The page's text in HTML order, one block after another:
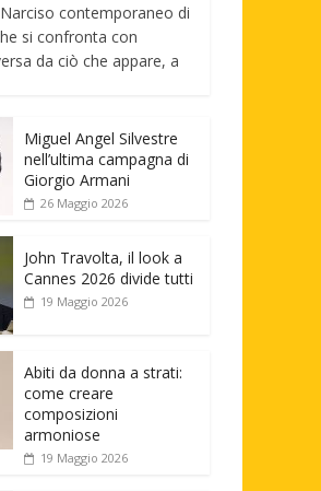
contemporaneo di
si confronta con
da ciò che appare, a
Miguel Angel Silvestre
nell’ultima campagna di
Giorgio Armani
26 Maggio 2026
John Travolta, il look a
Cannes 2026 divide tutti
19 Maggio 2026
Abiti da donna a strati:
come creare
composizioni
armoniose
19 Maggio 2026